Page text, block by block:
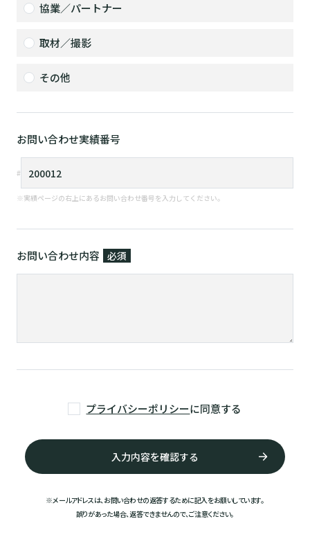
協業／パートナー
取材／撮影
その他
お問い合わせ実績番号
※実績ページの右上にあるお問い合わせ番号を入力してください。
お問い合わせ内容 必須
プライバシーポリシーに同意する
※メールアドレスは、お問い合わせの返答するために記入をお願いしています。
誤りがあった場合、返答できませんので、ご注意ください。